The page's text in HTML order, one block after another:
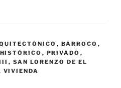
, BARROCO ,
HISTÓRICO , PRIVADO ,
, SAN LORENZO DE EL
VIVIENDA